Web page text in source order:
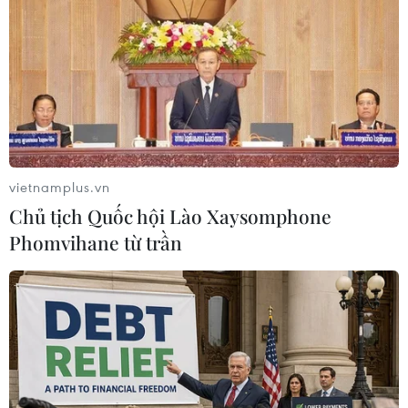
TIN LIÊN QUAN
vietnamplus.vn
Chủ tịch Quốc hội Lào Xaysomphone
Phomvihane từ trần